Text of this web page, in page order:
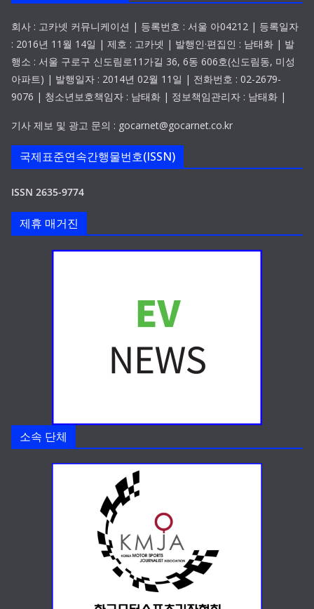
회사 : 고카넷 커뮤니케이션 | 등록번호 : 서울 아04212 | 등록일자
: 2016년 11월 14일 | 제호 : 고카넷 | 발행인·편집인 : 남태화 | 발
행소 : 서울 구로구 신도림로11가길 36, 6동 606호(신도림동, 미성
아파트) | 발행일자 : 2014년 02월 11일 | 전화번호 : 02-2679-
9076 | 청소년보호책임자 : 남태화 | 정보책임관리자 : 남태화 |
기사 제보 및 광고 문의 : gocarnet@gocarnet.co.kr
국제표준연속간행물번호(ISSN)
ISSN 2635-9774
제휴 매거진
소속 단체